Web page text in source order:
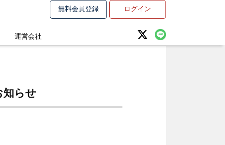
無料会員登録 ログイン
運営会社
知らせ